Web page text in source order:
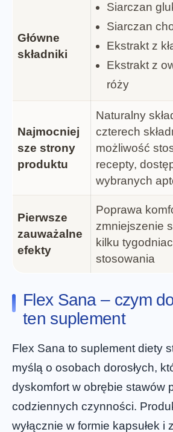
Główne
składniki
Siarczan
Siarczan
Ekstrakt z
Ekstrakt z
róży
Najmocniej
sze strony
produktu
Naturalny
czterech
możliwość
recepty,
wybranych
Pierwsze
zauważalne
efekty
Poprawa
zmniejszenie
kilku
stosowania
Flex Sana – czym
ten suplement
Flex Sana to suplement diety
myślą o osobach dorosłych,
dyskomfort w obrębie stawów
codziennych czynności.
wyłącznie w formie kapsułek i